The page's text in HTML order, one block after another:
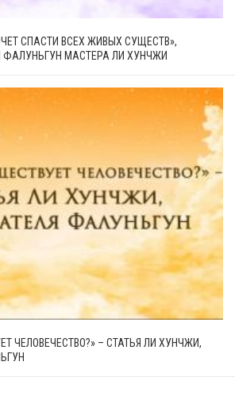
СПАСТИ ВСЕХ ЖИВЫХ СУЩЕСТВ»,
ФАЛУНЬГУН МАСТЕРА ЛИ ХУНЧЖИ
ЧЕЛОВЕЧЕСТВО?» – СТАТЬЯ ЛИ ХУНЧЖИ,